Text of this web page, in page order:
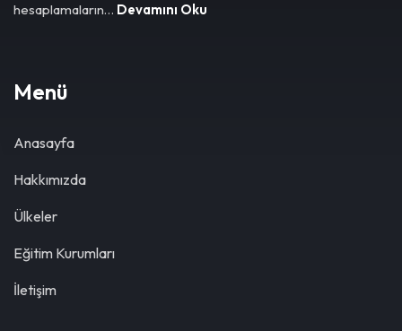
hesaplamaların… Devamını Oku
Menü
Anasayfa
Hakkımızda
Ülkeler
Eğitim Kurumları
İletişim